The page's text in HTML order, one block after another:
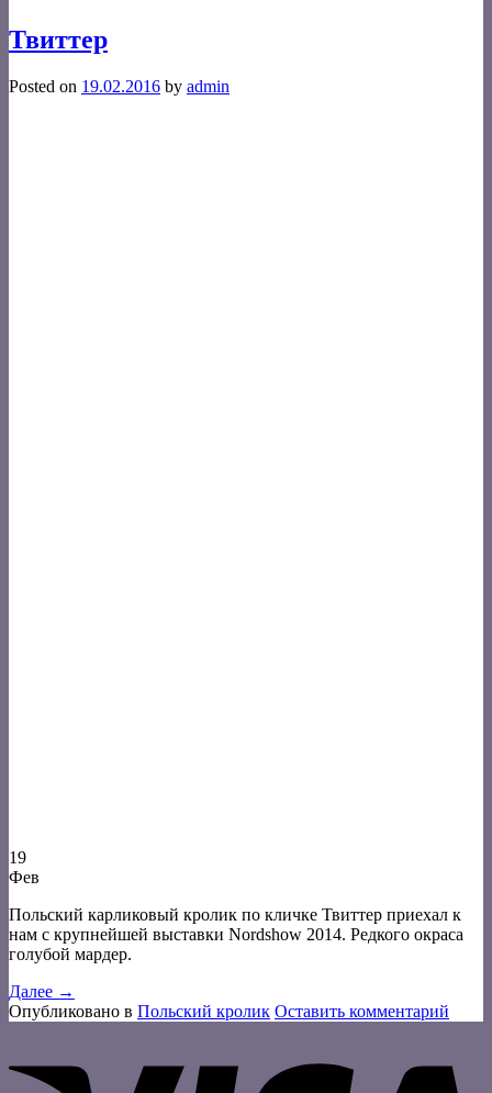
Твиттер
Posted on 19.02.2016 by admin
19
Фев
Польский карликовый кролик по кличке Твиттер приехал к
нам с крупнейшей выставки Nordshow 2014. Редкого окраса
голубой мардер.
Далее →
Опубликовано в Польский кролик Оставить комментарий